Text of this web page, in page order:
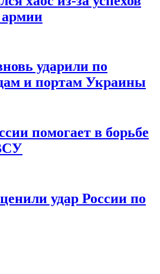
армии
ударили по
и портам Украины
помогает в борьбе
удар России по